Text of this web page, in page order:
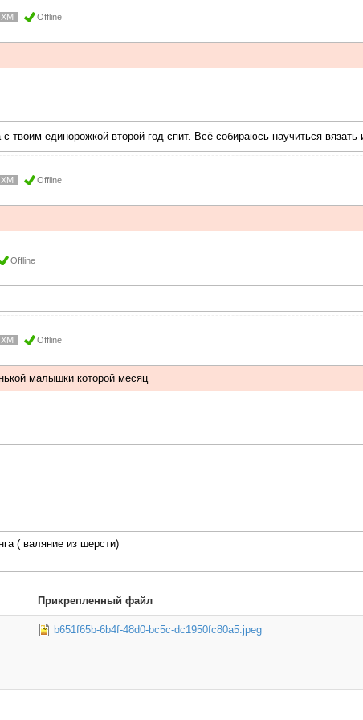
ХМ Offline
с твоим единорожкой второй год спит. Всё собираюсь научиться вязать
ХМ Offline
Offline
ХМ Offline
малышки которой месяц
( валяние из шерсти)
Прикрепленный файл
b651f65b-6b4f-48d0-bc5c-dc1950fc80a5.jpeg